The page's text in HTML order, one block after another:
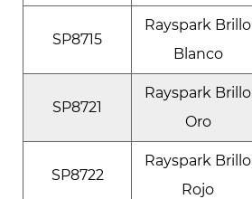
SP8715
Rayspark Brillo
Blanco
SP8721
Rayspark Brillo
Oro
SP8722
Rayspark Brillo
Rojo